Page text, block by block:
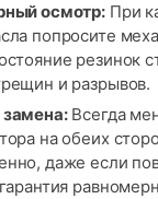
осмотр: При
попросите
резинок
и разрывов.
Всегда
на обеих
даже если